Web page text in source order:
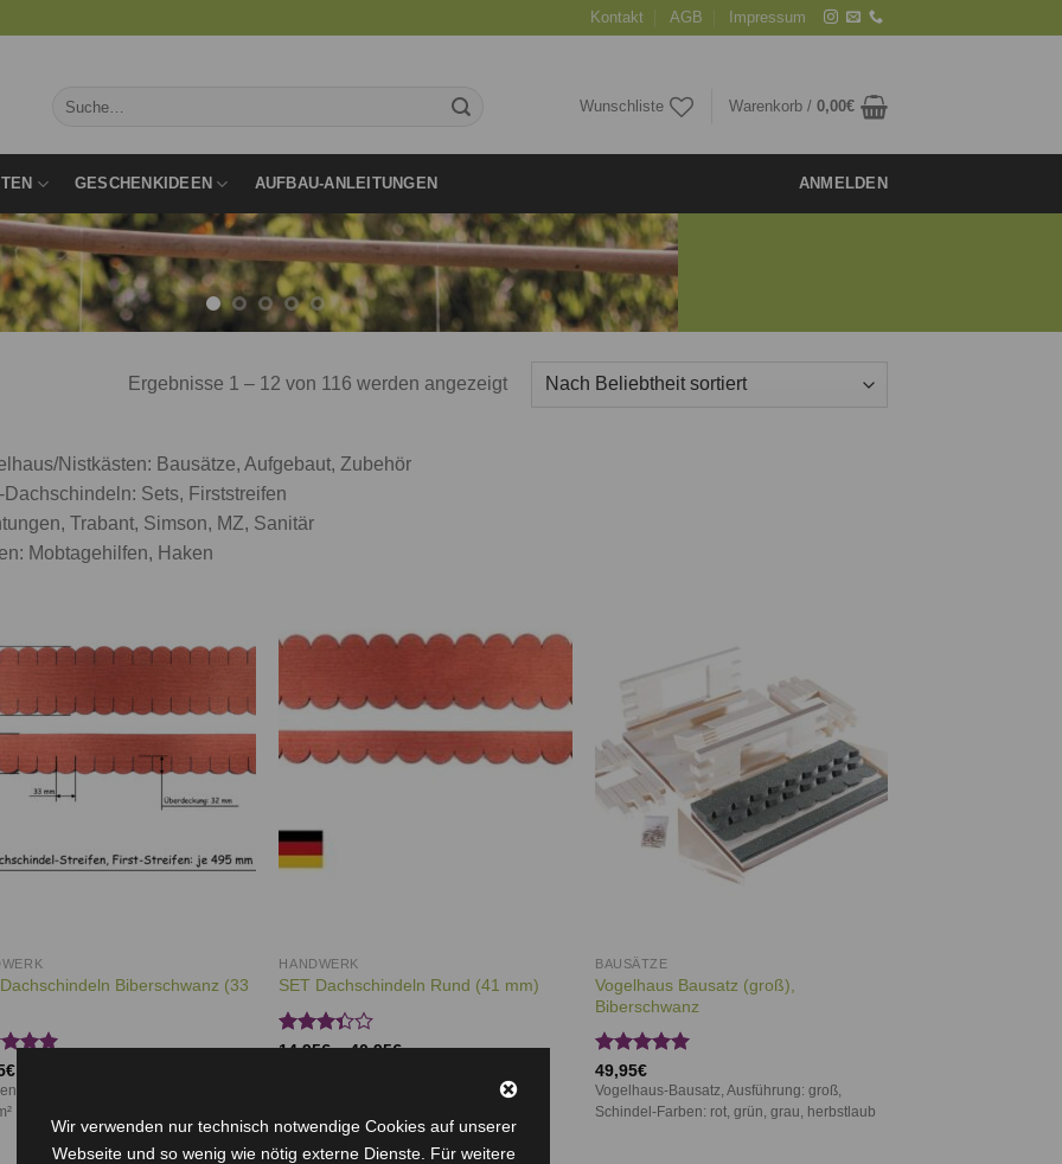
Kontakt AGB Impressum
Wunschliste Warenkorb / 0,00€
GESCHENKIDEEN AUFBAU-ANLEITUNGEN ANMELDEN
Ergebnisse 1 – 12 von 116 werden angezeigt
Nistkästen: Bausätze, Aufgebaut, Zubehör
Dachschindeln: Sets, Firststreifen
Trabant, Simson, MZ, Sanitär
Mobtagehilfen, Haken
Biberschwanz (33
€–
16 Streifen + 1 Firststreifen - bis
HANDWERK
SET Dachschindeln Rund (41 mm)
Bewertet
14,95€–40,95€
Schindeln. Vogelhaus
BAUSÄTZE
Vogelhaus Bausatz (groß),
Biberschwanz
Bewertet
mit5.00
von 5
49,95€
Vogelhaus-Bausatz, Ausführung: groß,
Schindel-Farben: rot, grün, grau, herbstlaub
Wir verwenden nur technisch notwendige Cookies auf unserer
Webseite und so wenig wie nötig externe Dienste. Für weitere